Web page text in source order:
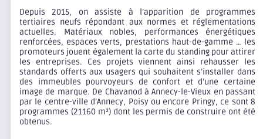
Depuis 2015, on assiste à l’apparition de programmes
tertiaires neufs répondant aux normes et réglementations
actuelles. Matériaux nobles, performances énergétiques
renforcées, espaces verts, prestations haut-de-gamme … les
promoteurs jouent également la carte du standing pour attirer
les entreprises. Ces projets viennent ainsi rehausser les
standards offerts aux usagers qui souhaitent s’installer dans
des immeubles pourvoyeurs de confort et d’une certaine
image de marque. De Chavanod à Annecy-le-Vieux en passant
par le centre-ville d’Annecy, Poisy ou encore Pringy, ce sont 8
programmes (21160 m²) dont les permis de construire ont été
obtenus.